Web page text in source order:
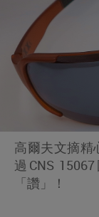
高爾夫文摘精
過CNS
「讚」！